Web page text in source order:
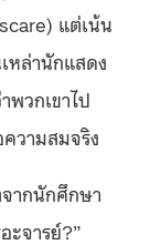
แต่เน้น
หล่านักแสดง
วกเขาไป
วามสมจริง
ากนักศึกษา
ะจารย์?”